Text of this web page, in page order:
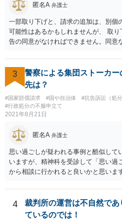
匿名A 弁護士
一部取り下げと、請求の追加は、別個
可能性はあるかもしれませんが、 取
告の同意がなければできません。同意
ら、よろしいですねなど尋ねられて同
に思えます。
3
警察による集団ストーカ
先は？
#国家賠償請求 #国や自治体
#抗告訴訟（処
#行政処分の不服申立て
2021年8月21日
匿名A 弁護士
思い過ごしが疑われる事例と酷似して
いますが、精神科を受診して「思い過
から相談に行かれると良いかと思いま
4
裁判所の運営は不自然で
ているのでは！